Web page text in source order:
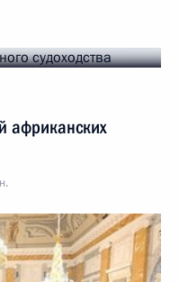
африканских